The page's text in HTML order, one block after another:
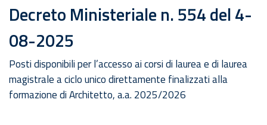
Decreto Ministeriale n. 554 del 4-
08-2025
Posti disponibili per l’accesso ai corsi di laurea e di laurea
magistrale a ciclo unico direttamente finalizzati alla
formazione di Architetto, a.a. 2025/2026